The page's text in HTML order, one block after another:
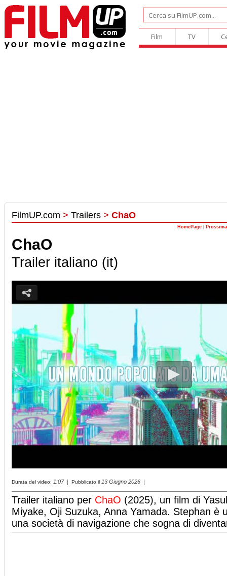
Film TV
FilmUP.com > Trailers > ChaO
HomePage
ChaO
Trailer italiano (it)
Durata del video: 1:07 Pubblicato il 13 Giugno 2026
Trailer italiano per ChaO (2025), un film di
Miyake, Oji Suzuka, Anna Yamada. Stephan è
una società di navigazione che sogna di